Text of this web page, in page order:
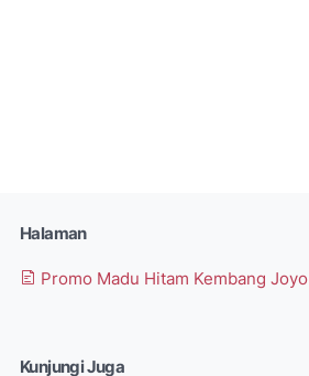
Halaman
Promo Madu Hitam Kembang Joyo
Kunjungi Juga